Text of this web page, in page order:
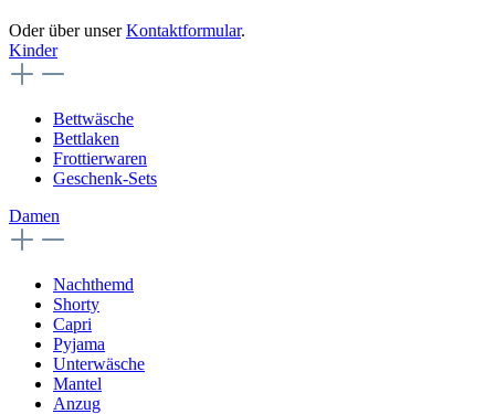
Oder über unserKontaktformular.
Kinder
Bettwäsche
Bettlaken
Frottierwaren
Geschenk-Sets
Damen
Nachthemd
Shorty
Capri
Pyjama
Unterwäsche
Mantel
Anzug